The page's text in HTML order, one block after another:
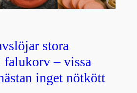
stora
– vissa
inget nötkött